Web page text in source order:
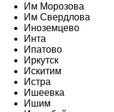
Им Морозова
Им Свердлова
Иноземцево
Инта
Ипатово
Иркутск
Искитим
Истра
Ишеевка
Ишим